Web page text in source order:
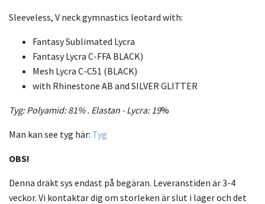
Sleeveless, V neck gymnastics leotard with:
Fantasy Sublimated Lycra
Fantasy Lycra C-FFA BLACK)
Mesh Lycra C-C51 (BLACK)
with Rhinestone AB and SILVER GLITTER
Tyg: Polyamid: 81% . Elastan - Lycra: 19%
Man kan see tyg här: Tyg
OBS!
Denna dräkt sys endast på begäran. Leveranstiden är 3-4
veckor. Vi kontaktar dig om storleken är slut i lager och det